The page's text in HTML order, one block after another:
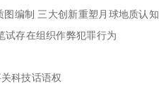
编制 三大创新重塑月球地质认知
试存在组织作弊犯罪行为
科技话语权